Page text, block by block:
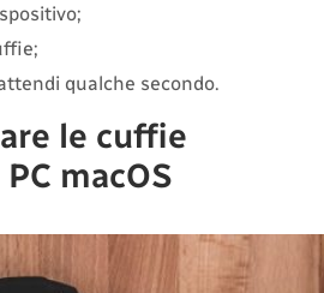
qualche secondo.
le cuffie
macOS